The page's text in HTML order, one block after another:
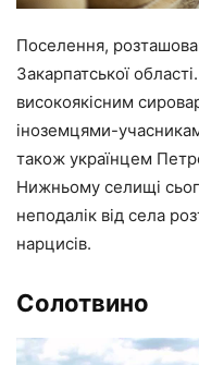
Поселення,
Закарпатської
високоякісним
іноземцями-
також українцем
Нижньому селищі
неподалік від села
нарцисів.
Солотвино